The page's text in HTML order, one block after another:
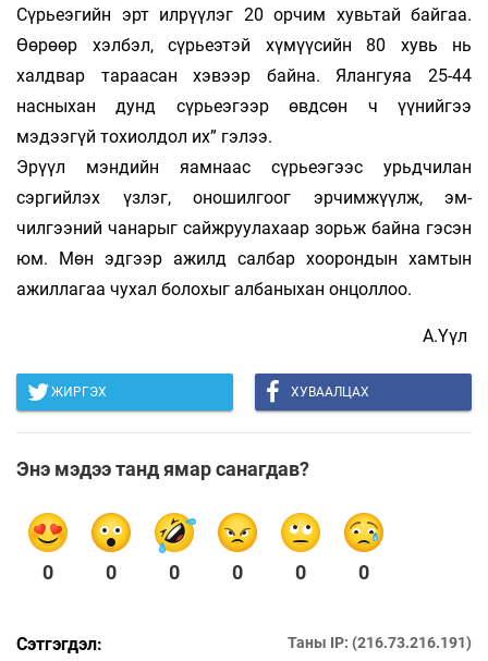
Сүрьеэгийн эрт илрүүлэг 20 орчим хувьтай байгаа.
Өөрөөр хэлбэл, сүрьеэтэй хүмүүсийн 80 хувь нь
халдвар тараасан хэвээр байна. Ялангуяа 25-44
насныхан дунд сүрьеэгээр өвдсөн ч үүний­гээ
мэдээгүй тохиолдол их” гэлээ.
Эрүүл мэндийн яамнаас сүрьеэгээс урьд­чи­лан
сэргийлэх үзлэг, оношилгоог эрчим­жүүлж, эм­
чилгээний чанарыг сайжруулахаар зорьж бай­на гэсэн
юм. Мөн эдгээр ажилд салбар хоо­рондын хамтын
ажиллагаа чухал болохыг албаныхан онцоллоо.
А.Үүл
ЖИРГЭХ ХУВААЛЦАХ
Энэ мэдээ танд ямар санагдав?
0 0 0 0 0 0
Сэтгэгдэл: Таны IP: (216.73.216.191)